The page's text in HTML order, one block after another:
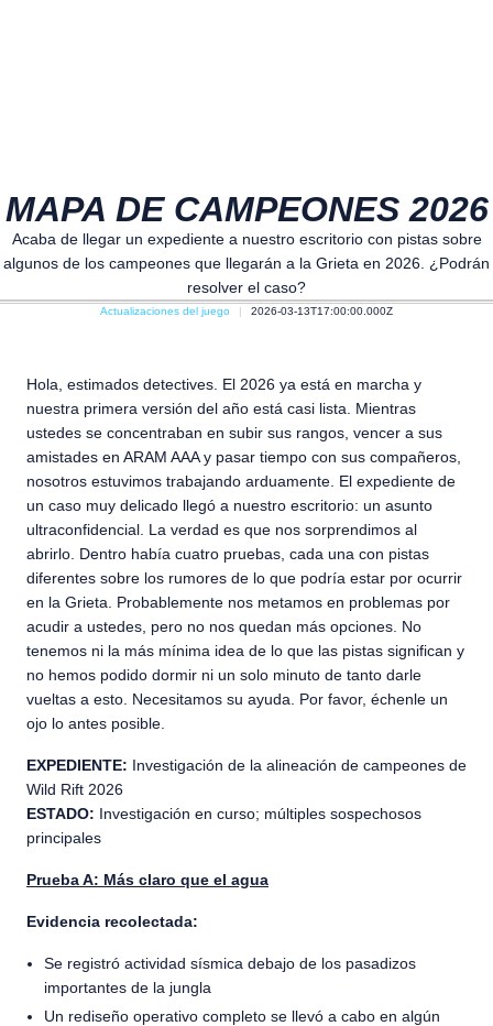
MAPA DE CAMPEONES 2026
Acaba de llegar un expediente a nuestro escritorio con pistas sobre
algunos de los campeones que llegarán a la Grieta en 2026. ¿Podrán
resolver el caso?
Actualizaciones del juego 2026-03-13T17:00:00.000Z
Hola, estimados detectives. El 2026 ya está en marcha y
nuestra primera versión del año está casi lista. Mientras
ustedes se concentraban en subir sus rangos, vencer a sus
amistades en ARAM AAA y pasar tiempo con sus compañeros,
nosotros estuvimos trabajando arduamente. El expediente de
un caso muy delicado llegó a nuestro escritorio: un asunto
ultraconfidencial. La verdad es que nos sorprendimos al
abrirlo. Dentro había cuatro pruebas, cada una con pistas
diferentes sobre los rumores de lo que podría estar por ocurrir
en la Grieta. Probablemente nos metamos en problemas por
acudir a ustedes, pero no nos quedan más opciones. No
tenemos ni la más mínima idea de lo que las pistas significan y
no hemos podido dormir ni un solo minuto de tanto darle
vueltas a esto. Necesitamos su ayuda. Por favor, échenle un
ojo lo antes posible.
EXPEDIENTE: Investigación de la alineación de campeones de
Wild Rift 2026
ESTADO: Investigación en curso; múltiples sospechosos
principales
Prueba A: Más claro que el agua
Evidencia recolectada:
Se registró actividad sísmica debajo de los pasadizos
importantes de la jungla
Un rediseño operativo completo se llevó a cabo en algún